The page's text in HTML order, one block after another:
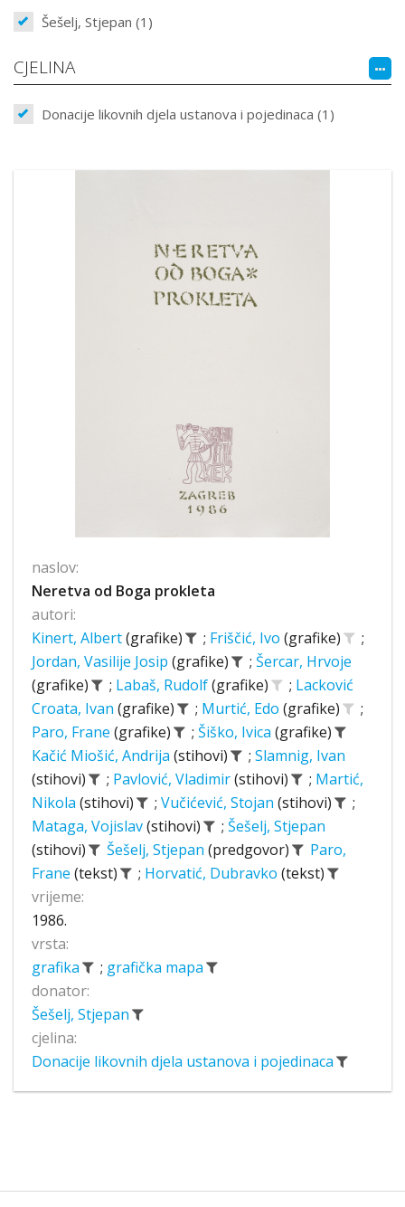
Šešelj, Stjepan (1)
CJELINA
Donacije likovnih djela ustanova i pojedinaca (1)
naslov:
Neretva od Boga prokleta
autori:
Kinert, Albert(grafike) ; Friščić, Ivo (grafike)
;
Jordan, Vasilije Josip (grafike) ; Šercar, Hrvoje
(grafike)
; Labaš, Rudolf(grafike) ; Lacković
Croata, Ivan (grafike) ; Murtić, Edo (grafike)
;
Paro, Frane (grafike) ; Šiško, Ivica (grafike)
Kačić Miošić, Andrija (stihovi) ; Slamnig, Ivan
(stihovi)
; Pavlović, Vladimir(stihovi) ; Martić,
Nikola (stihovi) ; Vučićević, Stojan (stihovi)
;
Mataga, Vojislav(stihovi) ; Šešelj, Stjepan
(stihovi)
Šešelj, Stjepan (predgovor)
Paro,
Frane (tekst) ; Horvatić, Dubravko (tekst)
vrijeme:
1986.
vrsta:
grafika
; grafička mapa
donator:
Šešelj, Stjepan
cjelina:
Donacije likovnih djela ustanova i pojedinaca